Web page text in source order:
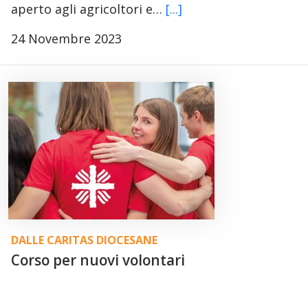
aperto agli agricoltori e… [...]
24 Novembre 2023
DALLE CARITAS DIOCESANE
Corso per nuovi volontari